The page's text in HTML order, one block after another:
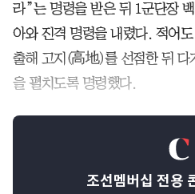
라”는 명령을 받은 뒤 1군단장
아와 진격 명령을 내렸다. 적어
출해 고지(高地)를 선점한 뒤 다
을 펼치도록 명령했다.
조선멤버십 전용